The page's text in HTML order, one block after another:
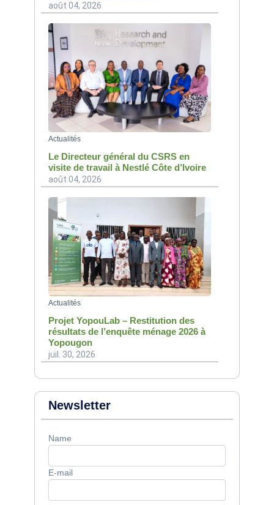
août 04, 2026
Actualités
Le Directeur général du CSRS en
visite de travail à Nestlé Côte d’Ivoire
août 04, 2026
Actualités
Projet YopouLab – Restitution des
résultats de l’enquête ménage 2026 à
Yopougon
juil. 30, 2026
Newsletter
Name
E-mail